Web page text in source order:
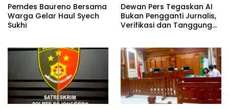
Pemdes Baureno Bersama
Warga Gelar Haul Syech
Sukhi
Dewan Pers Tegaskan AI
Bukan Pengganti Jurnalis,
Verifikasi dan Tanggung